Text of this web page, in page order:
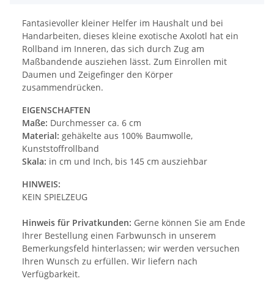
Fantasievoller kleiner Helfer im Haushalt und bei
Handarbeiten, dieses kleine exotische Axolotl hat ein
Rollband im Inneren, das sich durch Zug am
Maßbandende ausziehen lässt. Zum Einrollen mit
Daumen und Zeigefinger den Körper
zusammendrücken.
EIGENSCHAFTEN
Maße: Durchmesser ca. 6 cm
Material: gehäkelte aus 100% Baumwolle,
Kunststoffrollband
Skala: in cm und Inch, bis 145 cm ausziehbar
HINWEIS:
KEIN SPIELZEUG
Hinweis für Privatkunden: Gerne können Sie am Ende
Ihrer Bestellung einen Farbwunsch in unserem
Bemerkungsfeld hinterlassen; wir werden versuchen
Ihren Wunsch zu erfüllen. Wir liefern nach
Verfügbarkeit.